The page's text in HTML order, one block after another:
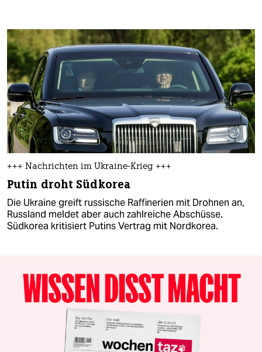
+++ Nachrichten im Ukraine-Krieg +++
Putin droht Südkorea
Die Ukraine greift russische Raffinerien mit Drohnen an,
Russland meldet aber auch zahlreiche Abschüsse.
Südkorea kritisiert Putins Vertrag mit Nordkorea.